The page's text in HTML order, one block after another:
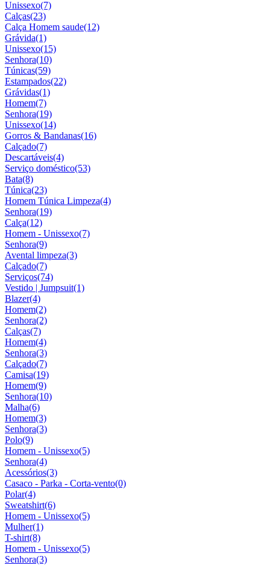
Unissexo(7)
Calças(23)
Calça Homem saude(12)
Grávida(1)
Unissexo(15)
Senhora(10)
Túnicas(59)
Estampados(22)
Grávidas(1)
Homem(7)
Senhora(19)
Unissexo(14)
Gorros & Bandanas(16)
Calçado(7)
Descartáveis(4)
Serviço doméstico(53)
Bata(8)
Túnica(23)
Homem Túnica Limpeza(4)
Senhora(19)
Calça(12)
Homem - Unissexo(7)
Senhora(9)
Avental limpeza(3)
Calçado(7)
Serviços(74)
Vestido | Jumpsuit(1)
Blazer(4)
Homem(2)
Senhora(2)
Calças(7)
Homem(4)
Senhora(3)
Calçado(7)
Camisa(19)
Homem(9)
Senhora(10)
Malha(6)
Homem(3)
Senhora(3)
Polo(9)
Homem - Unissexo(5)
Senhora(4)
Acessórios(3)
Casaco - Parka - Corta-vento(0)
Polar(4)
Sweatshirt(6)
Homem - Unissexo(5)
Mulher(1)
T-shirt(8)
Homem - Unissexo(5)
Senhora(3)